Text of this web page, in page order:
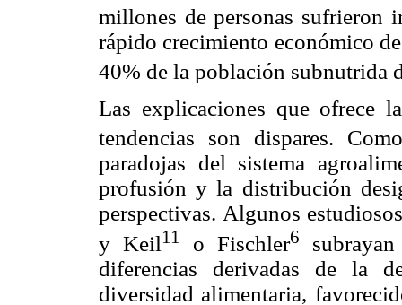
millones de personas sufrieron
rápido crecimiento económico
40% de la población subnutrida
Las explicaciones que ofrece
tendencias son dispares.
paradojas del sistema
profusión y la distribución
perspectivas. Algunos
y Keil11 o Fischler6
diferencias derivadas de la
diversidad alimentaria,